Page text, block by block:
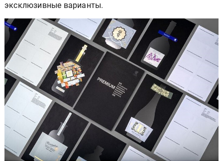
эксклюзивные варианты.